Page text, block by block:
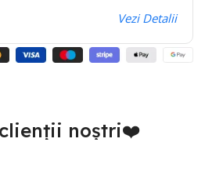
Vezi Detalii
clienții noștri❤️